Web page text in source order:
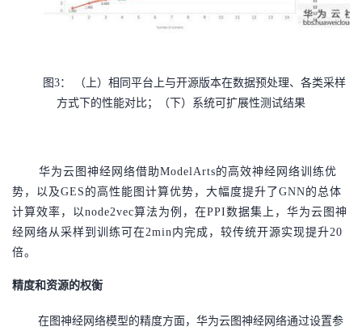
图3： （上）相同平台上与开源版本在数据预处理、各类采样
方式下的性能对比；（下）系统可扩展性测试结果
华为云图神经网络借助ModelArts的高效神经网络训练优
势，以及GES的高性能图计算优势，大幅度提升了GNN的总体
计算效率，以node2vec算法为例，在PPI数据集上，华为云图神
经网络从采样到训练可在2min内完成，较传统开源实现提升20
倍。
精度和资源的权衡
在图神经网络模型的精度方面，华为云图神经网络通过设置参